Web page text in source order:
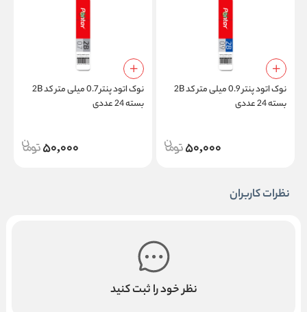
نوک اتود پنتر 0.9 میلی متر کد 2B
بسته 24 عددی
50,000
نوک اتود پنتر 0.7 میلی متر کد 2B
بسته 24 عددی
50,000
نظرات کاربران
نظر خود را ثبت کنید